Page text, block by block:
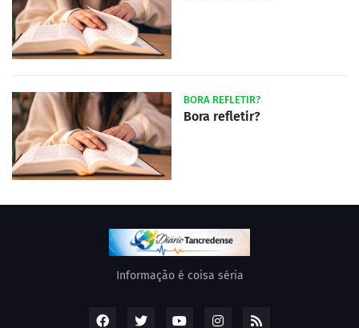
BORA REFLETIR?
Bora refletir?
Informação é coisa séria